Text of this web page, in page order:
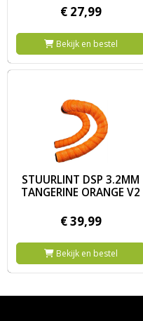
€ 27,99
Bekijk en bestel
STUURLINT DSP 3.2MM
TANGERINE ORANGE V2
€39,99
Bekijk en bestel